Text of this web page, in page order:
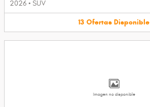
2026 • SUV
13 Ofertas Disponible
Imagen no disponible